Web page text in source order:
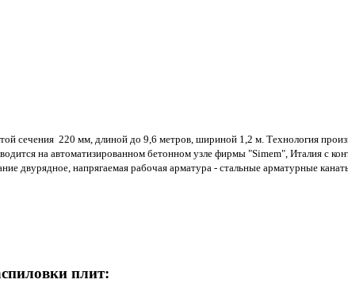
сечения 220 мм, длиной до 9,6 метров, шириной 1,2 м. Технология
на автоматизированном бетонном узле фирмы "Simem", Италия с
двурядное, напрягаемая рабочая арматура - стальные арматурные
плит: